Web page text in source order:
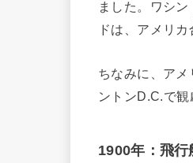
ました。ワシ
ドは、アメリ
ちなみに、ア
ントンD.C.で観
1900年：飛行